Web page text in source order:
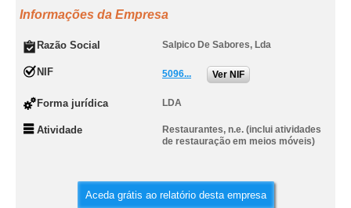
Informações da Empresa
Razão Social Salpico De Sabores, Lda
NIF 5096... Ver NIF
Forma jurídica LDA
Atividade
Restaurantes, n.e. (inclui atividades
de restauração em meios móveis)
Aceda grátis ao relatório desta empresa